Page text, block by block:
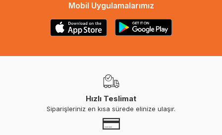
Mobil Uygulamalarımız
Hızlı Teslimat
Siparişleriniz en kısa sürede elinize ulaşır.